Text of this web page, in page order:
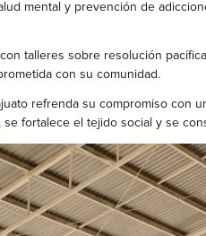
mental y prevención de
talleres sobre resolución
con su comunidad.
refrenda su compromiso
fortalece el tejido social y se